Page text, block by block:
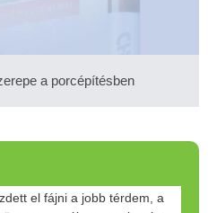
a porcépítésben
el fájni a jobb térdem, a